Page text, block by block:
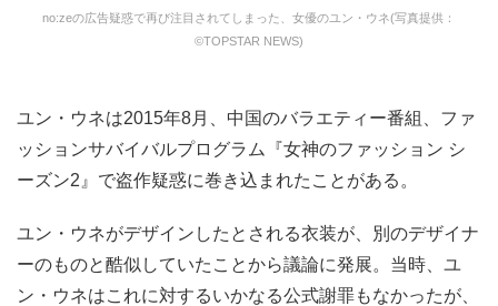
no:zeの広告疑惑で再び注目されてしまった、女優のユン・ウネ(写真提供：
©TOPSTAR NEWS)
ユン・ウネは2015年8月、中国のバラエティー番組、ファ
ッションサバイバルプログラム『女神のファッション シ
ーズン2』で盗作疑惑に巻き込まれたことがある。
ユン・ウネがデザインしたとされる衣装が、別のデザイナ
ーのものと酷似していたことから議論に発展。当時、ユ
ン・ウネはこれに対するいかなる公式謝罪もなかったが、